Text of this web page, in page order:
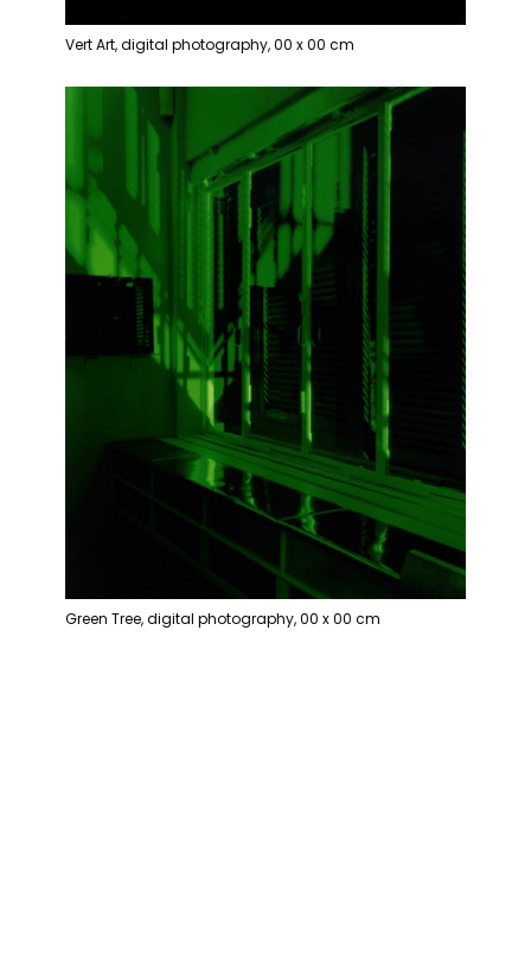
Vert Art, digital photography, 00 x 00 cm
Green Tree, digital photography, 00 x 00 cm